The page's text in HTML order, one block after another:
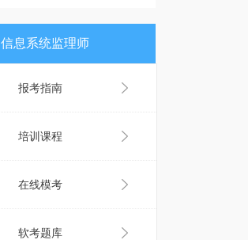
信息系统监理师
报考指南
培训课程
在线模考
软考题库